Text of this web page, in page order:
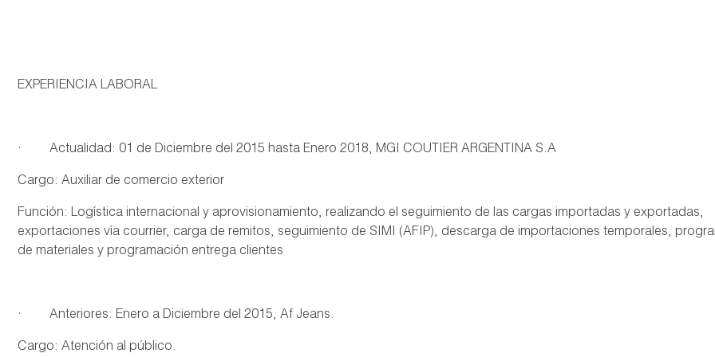
EXPERIENCIA LABORAL
· Actualidad: 01 de Diciembre del 2015 hasta Enero 2018, MGI COUTIER ARGENTINA S.A
Cargo: Auxiliar de comercio exterior
Función: Logística internacional y aprovisionamiento, realizando el seguimiento de las cargas importadas y exportadas,
exportaciones vía courrier, carga de remitos, seguimiento de SIMI (AFIP), descarga de importaciones temporales,
de materiales y programación entrega clientes
· Anteriores: Enero a Diciembre del 2015, Af Jeans.
Cargo: Atención al público.